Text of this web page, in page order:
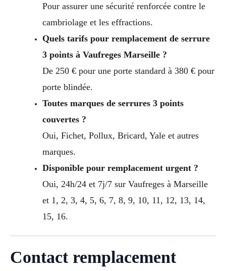
Pour assurer une sécurité renforcée contre le
cambriolage et les effractions.
Quels tarifs pour remplacement de serrure
3 points à Vaufreges Marseille ?
De 250 € pour une porte standard à 380 € pour
porte blindée.
Toutes marques de serrures 3 points
couvertes ?
Oui, Fichet, Pollux, Bricard, Yale et autres
marques.
Disponible pour remplacement urgent ?
Oui, 24h/24 et 7j/7 sur Vaufreges à Marseille
et 1, 2, 3, 4, 5, 6, 7, 8, 9, 10, 11, 12, 13, 14,
15, 16.
Contact remplacement